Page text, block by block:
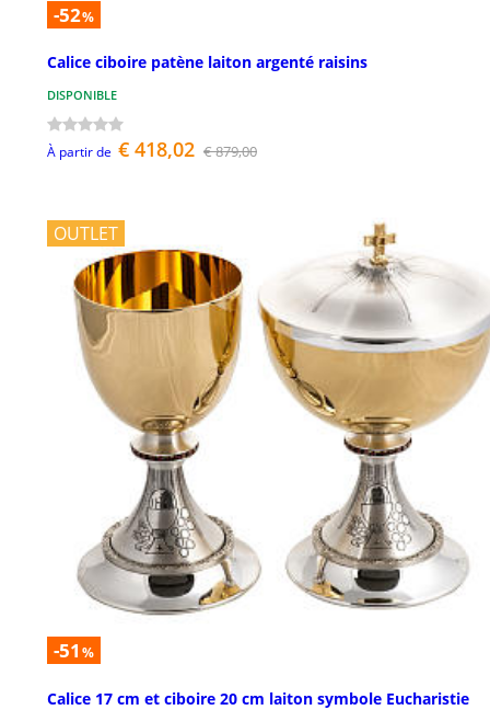
-52%
Calice ciboire patène laiton argenté raisins
DISPONIBLE
À partir de € 418,02 € 879,00
OUTLET
-51 %
Calice 17 cm et ciboire 20 cm laiton symbole Eucharistie